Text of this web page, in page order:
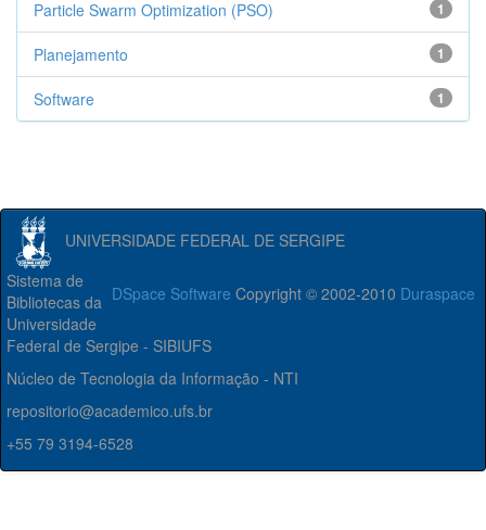
1
Particle Swarm Optimization (PSO)
1
Planejamento
1
Software
UNIVERSIDADE FEDERAL DE SERGIPE
DSpace Software Copyright © 2002-2010 Duraspace
Sistema de
Bibliotecas da
Universidade
Federal de Sergipe - SIBIUFS
Núcleo de Tecnologia da Informação - NTI
repositorio@academico.ufs.br
+55 79 3194-6528